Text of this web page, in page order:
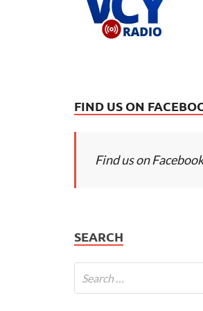
FIND US ON
Find us on
SEARCH